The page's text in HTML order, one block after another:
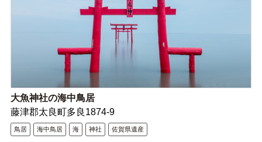
大魚神社の海中鳥居
藤津郡太良町多良1874-9
鳥居 海中鳥居 海 神社 佐賀県遺産